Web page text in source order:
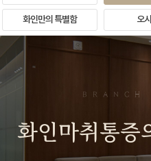
화인만의 특별함 오
BRANCH
화인마취통증